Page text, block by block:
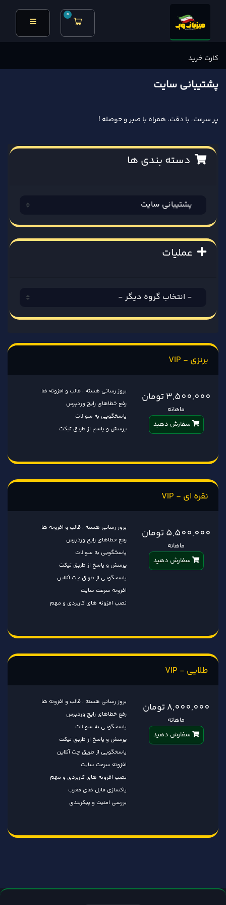
0
کارت خرید
کارت خرید
پشتیبانی سایت
پر سرعت، با دقت، همراه با صبر و حوصله !
دسته بندی ها
عملیات
برنزی - VIP
بروز رسانی هسته ، قالب و افزونه ها
رفع خطاهای رایج وردپرس
پاسخگویی به سوالات
پرسش و پاسخ از طریق تیکت
3,500,000 تومان
ماهانه
سفارش دهید
نقره ای - VIP
بروز رسانی هسته ، قالب و افزونه ها
رفع خطاهای رایج وردپرس
پاسخگویی به سوالات
پرسش و پاسخ از طریق تیکت
پاسخگویی از طریق چت آنلاین
افزونه سرعت سایت
نصب افزونه های کاربردی و مهم
5,500,000 تومان
ماهانه
سفارش دهید
طلایی - VIP
بروز رسانی هسته ، قالب و افزونه ها
رفع خطاهای رایج وردپرس
پاسخگویی به سوالات
پرسش و پاسخ از طریق تیکت
پاسخگویی از طریق چت آنلاین
افزونه سرعت سایت
نصب افزونه های کاربردی و مهم
پاکسازی فایل های مخرب
بررسی امنیت و پیکربندی
8,000,000 تومان
ماهانه
سفارش دهید